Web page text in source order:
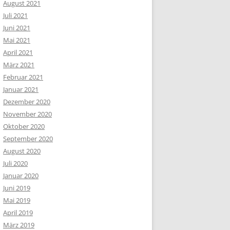
August 2021
Juli 2021
Juni 2021
Mai 2021
April 2021
März 2021
Februar 2021
Januar 2021
Dezember 2020
November 2020
Oktober 2020
September 2020
August 2020
Juli 2020
Januar 2020
Juni 2019
Mai 2019
April 2019
März 2019